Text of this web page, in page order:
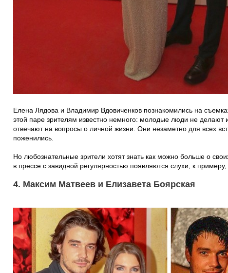
Елена Лядова и Владимир Вдовиченков познакомились на
этой паре зрителям известно немного: молодые люди не делают
отвечают на вопросы о личной жизни. Они незаметно для всех
поженились.
Но любознательные зрители хотят знать как можно больше о
в прессе с завидной регулярностью появляются слухи, к
4. Максим Матвеев и Елизавета Боярская